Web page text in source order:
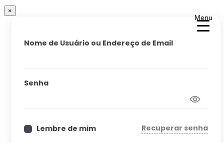
Menu
×
Nome de Usuário ou Endereço de Email
Senha
Lembre de mim Recuperar senha